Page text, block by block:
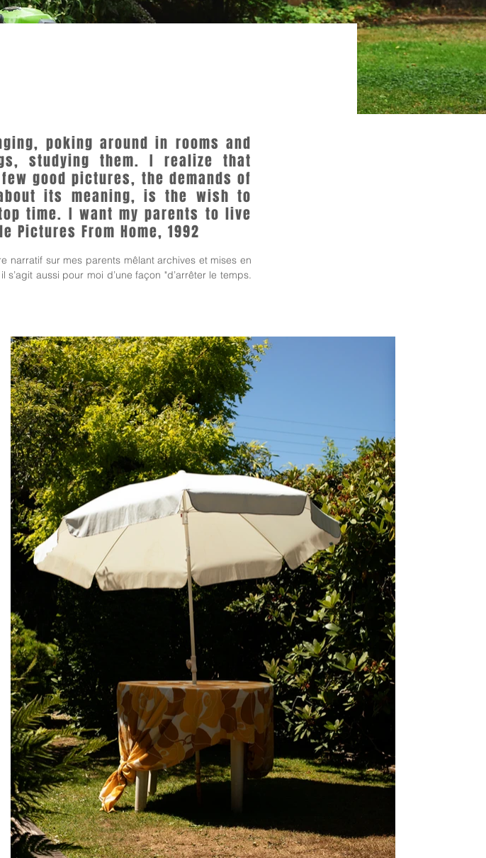
poking around in rooms and
studying them. I realize that
good pictures, the demands of
its meaning, is the wish to
time. I want my parents to live
Pictures From Home, 1992
narratif sur mes parents mêlant archives et mises en
aussi pour moi d’une façon "d’arrêter le temps.